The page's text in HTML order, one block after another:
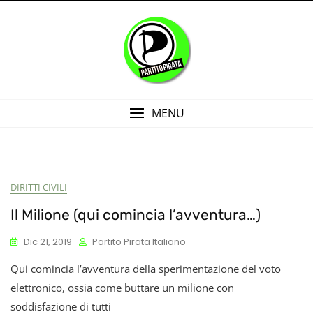
MENU
DIRITTI CIVILI
Il Milione (qui comincia l’avventura…)
Dic 21, 2019 Partito Pirata Italiano
Qui comincia l’avventura della sperimentazione del voto
elettronico, ossia come buttare un milione con
soddisfazione di tutti